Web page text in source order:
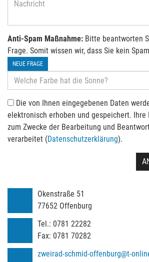
Anti-Spam Maßnahme: Bitte beantworten
Frage. Somit wissen wir, dass Sie kein
NEUE FRAGE
Die von Ihnen eingegebenen Daten
elektronisch erhoben und gespeichert. Ihre
zum Zwecke der Bearbeitung und
verarbeitet (Datenschutzerklärung).
Okenstraße 51
77652 Offenburg
Tel.: 0781 22282
Fax: 0781 70282
zweirad-schmid-offenburg@t-